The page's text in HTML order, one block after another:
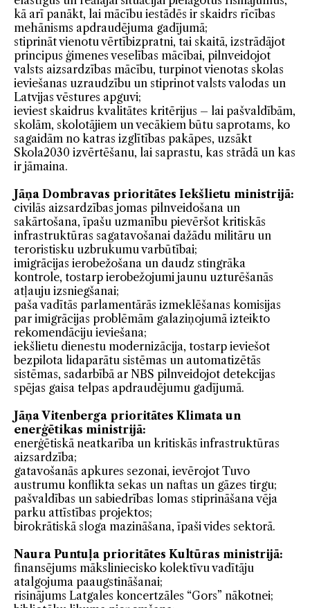
kā arī panākt, lai mācību iestādēs ir skaidrs rīcības
mehānisms apdraudējuma gadījumā;
stiprināt vienotu vērtībizpratni, tai skaitā, izstrādājot
principus ģimenes veselības mācībai, pilnveidojot
valsts aizsardzības mācību, turpinot vienotas skolas
ieviešanas uzraudzību un stiprinot valsts valodas un
Latvijas vēstures apguvi;
ieviest skaidrus kvalitātes kritērijus – lai pašvaldībām,
skolām, skolotājiem un vecākiem būtu saprotams, ko
sagaidām no katras izglītības pakāpes, uzsākt
Skola2030 izvērtēšanu, lai saprastu, kas strādā un kas
ir jāmaina.
Jāņa Dombravas prioritātes Iekšlietu ministrijā:
civilās aizsardzības jomas pilnveidošana un
sakārtošana, īpašu uzmanību pievēršot kritiskās
infrastruktūras sagatavošanai dažādu militāru un
teroristisku uzbrukumu varbūtībai;
imigrācijas ierobežošana un daudz stingrāka
kontrole, tostarp ierobežojumi jaunu uzturēšanās
atļauju izsniegšanai;
paša vadītās parlamentārās izmeklēšanas komisijas
par imigrācijas problēmām galaziņojumā izteikto
rekomendāciju ieviešana;
iekšlietu dienestu modernizācija, tostarp ieviešot
bezpilota lidaparātu sistēmas un automatizētās
sistēmas, sadarbībā ar NBS pilnveidojot detekcijas
spējas gaisa telpas apdraudējumu gadījumā.
Jāņa Vitenberga prioritātes Klimata un
enerģētikas ministrijā:
enerģētiskā neatkarība un kritiskās infrastruktūras
aizsardzība;
gatavošanās apkures sezonai, ievērojot Tuvo
austrumu konflikta sekas un naftas un gāzes tirgu;
pašvaldības un sabiedrības lomas stiprināšana vēja
parku attīstības projektos;
birokrātiskā sloga mazināšana, īpaši vides sektorā.
Naura Puntuļa prioritātes Kultūras ministrijā:
finansējums māksliniecisko kolektīvu vadītāju
atalgojuma paaugstināšanai;
risinājums Latgales koncertzāles “Gors” nākotnei;